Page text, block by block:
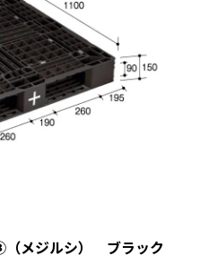
（メジルシ） ブラック